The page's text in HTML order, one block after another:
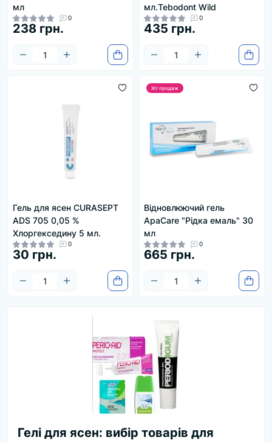
мл
0
238 грн.
мл.Tebodont Wild
0
435 грн.
Гель для ясен CURASEPT
ADS 705 0,05 %
Хлоргекседину 5 мл.
0
30 грн.
Хіт продаж
Відновлюючий гель
ApaCare "Рідка емаль" 30
мл
0
665 грн.
Гелі для ясен: вибір товарів для